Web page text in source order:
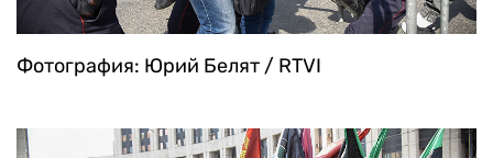
Фотография: Юрий Белят / RTVI